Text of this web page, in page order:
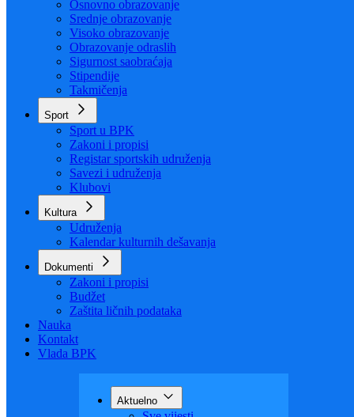
Obrazovanje
Predškolski odgoj
Osnovno obrazovanje
Srednje obrazovanje
Visoko obrazovanje
Obrazovanje odraslih
Sigurnost saobraćaja
Stipendije
Takmičenja
Sport
Sport u BPK
Zakoni i propisi
Registar sportskih udruženja
Savezi i udruženja
Klubovi
Udruženja
Kalendar kulturnih dešavanja
Dokumenti
Zakoni i propisi
Budžet
Zaštita ličnih podataka